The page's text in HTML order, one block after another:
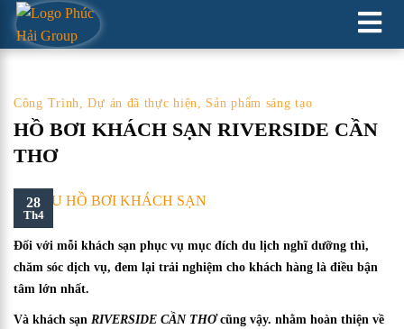
Công Trình,Dự án đã thực hiện, Sản phẩm sáng tạo
HỒ BƠI KHÁCH SẠN RIVERSIDE CẦN
THƠ
28
Th4
Đối với mỗi khách sạn phục vụ mục đích du lịch nghĩ dưỡng thì,
chăm sóc dịch vụ, đem lại trải nghiệm cho khách hàng là điều bận
tâm lớn nhất.
Và khách sạn RIVERSIDE CẦN THƠcũng vậy. nhằm hoàn thiện về